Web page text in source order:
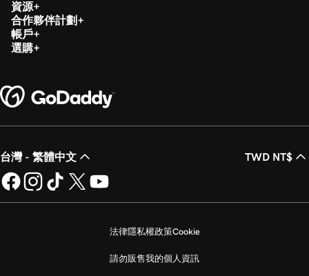
資源
合作夥伴計劃
帳戶
選購
台灣 - 繁體中文 TWD NT$
法律隱私權政策Cookie
請勿販售我的個人資訊